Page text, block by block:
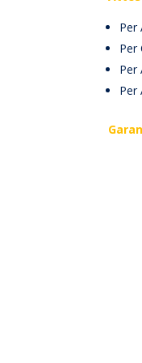
Per
Per
Per
Per